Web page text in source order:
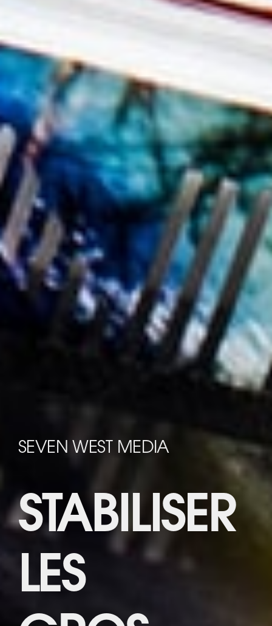
SEVEN WEST MEDIA
STABILISER
LES